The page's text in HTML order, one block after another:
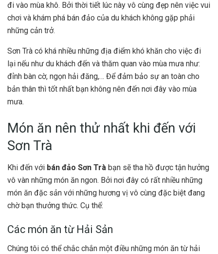
đi vào mùa khô. Bởi thời tiết lúc này vô cùng đẹp nên việc vui
chơi và khám phá bán đảo của du khách không gặp phải
những cản trở.
Sơn Trà có khá nhiều những địa điểm khó khăn cho việc đi
lại nếu như du khách đến và thăm quan vào mùa mưa như:
đỉnh bàn cờ, ngọn hải đăng,… Để đảm bảo sự an toàn cho
bản thân thì tốt nhất bạn không nên đến nơi đây vào mùa
mưa.
Món ăn nên thử nhất khi đến với
Sơn Trà
Khi đến với bán đảo Sơn Trà bạn sẽ tha hồ được tận hưởng
vô vàn những món ăn ngon. Bởi nơi đây có rất nhiều những
món ăn đặc sản với những hương vị vô cùng đặc biệt đang
chờ bạn thưởng thức. Cụ thể:
Các món ăn từ Hải Sản
Chúng tôi có thể chắc chắn một điều những món ăn từ hải